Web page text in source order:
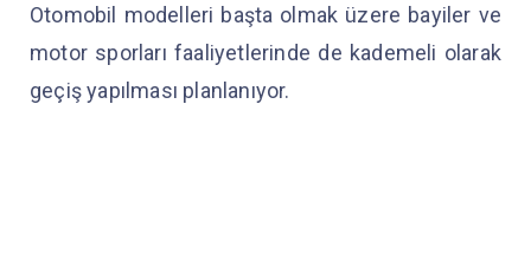
Otomobil modelleri başta olmak üzere bayiler ve
motor sporları faaliyetlerinde de kademeli olarak
geçiş yapılması planlanıyor.